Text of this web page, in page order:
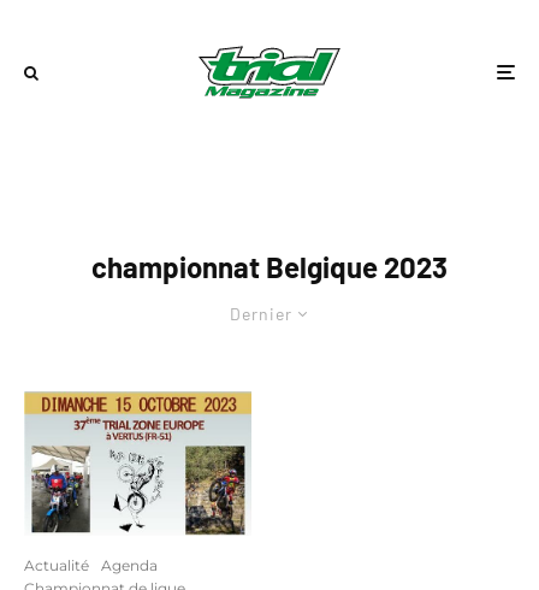
championnat Belgique 2023
Dernier
Actualité
Agenda